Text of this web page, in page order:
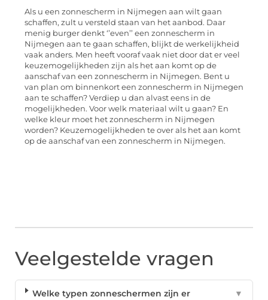
Als u een zonnescherm in Nijmegen aan wilt gaan
schaffen, zult u versteld staan van het aanbod. Daar
menig burger denkt ‘’even’’ een zonnescherm in
Nijmegen aan te gaan schaffen, blijkt de werkelijkheid
vaak anders. Men heeft vooraf vaak niet door dat er veel
keuzemogelijkheden zijn als het aan komt op de
aanschaf van een zonnescherm in Nijmegen. Bent u
van plan om binnenkort een zonnescherm in Nijmegen
aan te schaffen? Verdiep u dan alvast eens in de
mogelijkheden. Voor welk materiaal wilt u gaan? En
welke kleur moet het zonnescherm in Nijmegen
worden? Keuzemogelijkheden te over als het aan komt
op de aanschaf van een zonnescherm in Nijmegen.
Veelgestelde vragen
Welke typen zonneschermen zijn er
▼